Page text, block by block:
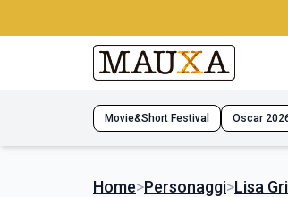
Movie&Short Festival Oscar
Home>Personaggi>Lisa